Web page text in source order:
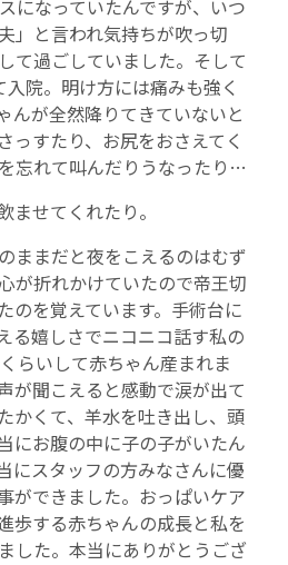
になっていたんですが、いつ
」と言われ気持ちが吹っ切
て過ごしていました。そして
院。明け方には痛みも強く
んが全然降りてきていないと
っすたり、お尻をおさえてく
忘れて叫んだりうなったり…
せてくれたり。
ままだと夜をこえるのはむず
が折れかけていたので帝王切
のを覚えています。手術台に
る嬉しさでニコニコ話す私の
らいして赤ちゃん産まれま
が聞こえると感動で涙が出て
かくて、羊水を吐き出し、頭
にお腹の中に子の子がいたん
にスタッフの方みなさんに優
ができました。おっぱいケア
歩する赤ちゃんの成長と私を
した。本当にありがとうござ
れる方へ